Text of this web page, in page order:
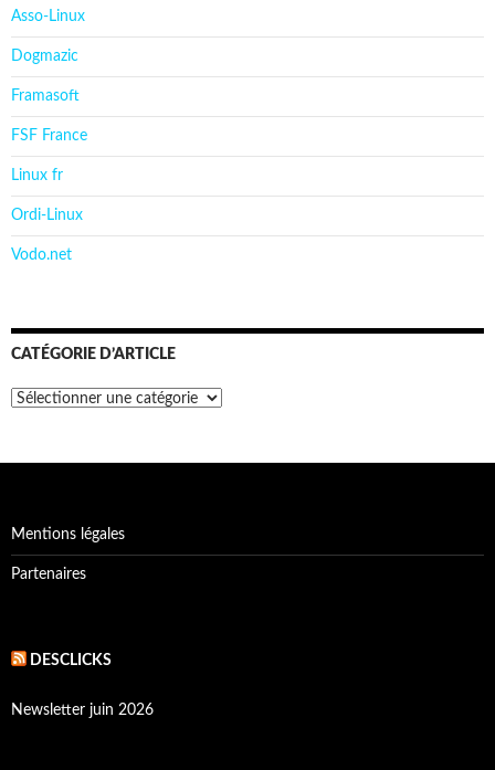
Asso-Linux
Dogmazic
Framasoft
FSF France
Linux fr
Ordi-Linux
Vodo.net
CATÉGORIE D’ARTICLE
Catégorie
Mentions légales
Partenaires
DESCLICKS
Newsletter juin 2026